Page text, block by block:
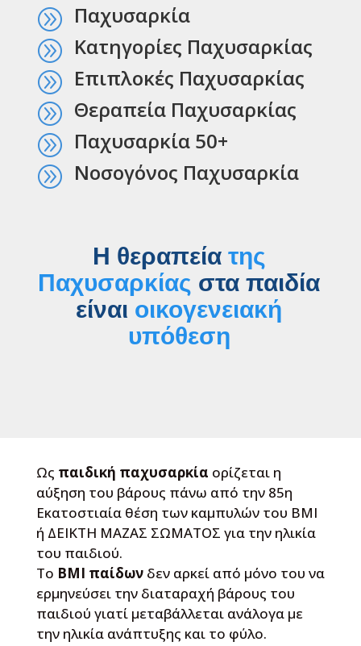
A Παχυσαρκία
A Κατηγορίες Παχυσαρκίας
A Επιπλοκές Παχυσαρκίας
A Θεραπεία Παχυσαρκίας
A Παχυσαρκία 50+
A Νοσογόνος Παχυσαρκία
Η θεραπεία της
Παχυσαρκίας στα παιδία
είναι οικογενειακή
υπόθεση
Ως παιδική παχυσαρκία ορίζεται η
αύξηση του βάρους πάνω από την 85η
Εκατοστιαία θέση των καμπυλών του BMI
ή ΔΕΙΚΤΗ ΜΑΖΑΣ ΣΩΜΑΤΟΣ για την ηλικία
του παιδιού.
Το BMI παίδωνδεν αρκεί από μόνο του να
ερμηνεύσει την διαταραχή βάρους του
παιδιού γιατί μεταβάλλεται ανάλογα με
την ηλικία ανάπτυξης και το φύλο.